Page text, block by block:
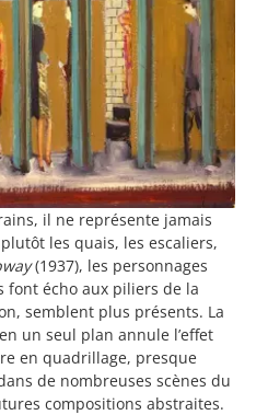
il ne représente jamais
les quais, les escaliers,
(1937), les personnages
font écho aux piliers de la
semblent plus présents. La
un seul plan annule l’effet
en quadrillage, presque
de nombreuses scènes du
compositions abstraites.